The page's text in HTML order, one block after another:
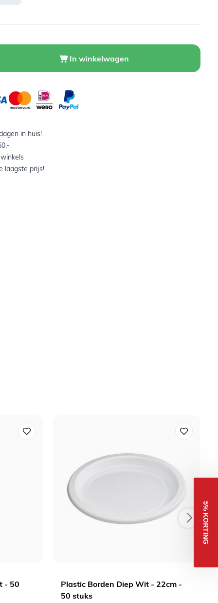
In winkelwagen
in huis!
laagste prijs!
- 50
Plastic Borden Diep Wit - 22cm -
50 stuks
5% KORTING